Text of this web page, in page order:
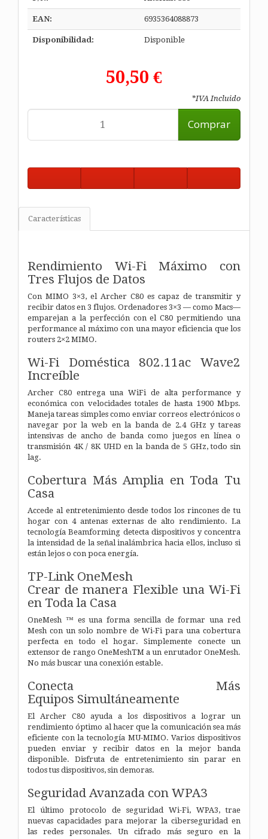
EAN: 6935364088873
Disponibilidad: Disponible
50,50 €
*IVA Incluido
Comprar
Características
Rendimiento Wi-Fi Máximo con
Tres Flujos de Datos
Con MIMO 3×3, el Archer C80 es capaz de transmitir y
recibir datos en 3 flujos. Ordenadores 3×3 — como Macs—
emparejan a la perfección con el C80 permitiendo una
performance al máximo con una mayor eficiencia que los
routers 2×2 MIMO.
Wi-Fi Doméstica 802.11ac Wave2
Increíble
Archer C80 entrega una WiFi de alta performance y
económica con velocidades totales de hasta 1900 Mbps.
Maneja tareas simples como enviar correos electrónicos o
navegar por la web en la banda de 2.4 GHz y tareas
intensivas de ancho de banda como juegos en línea o
transmisión 4K / 8K UHD en la banda de 5 GHz, todo sin
lag.
Cobertura Más Amplia en Toda Tu
Casa
Accede al entretenimiento desde todos los rincones de tu
hogar con 4 antenas externas de alto rendimiento. La
tecnología Beamforming detecta dispositivos y concentra
la intensidad de la señal inalámbrica hacia ellos, incluso si
están lejos o con poca energía.
TP-Link OneMesh
Crear de manera Flexible una Wi-Fi
en Toda la Casa
OneMesh ™ es una forma sencilla de formar una red
Mesh con un solo nombre de Wi-Fi para una cobertura
perfecta en todo el hogar. Simplemente conecte un
extensor de rango OneMeshTM a un enrutador OneMesh.
No más buscar una conexión estable.
Conecta Más
Equipos Simultáneamente
El Archer C80 ayuda a los dispositivos a lograr un
rendimiento óptimo al hacer que la comunicación sea más
eficiente con la tecnología MU-MIMO. Varios dispositivos
pueden enviar y recibir datos en la mejor banda
disponible. Disfruta de entretenimiento sin parar en
todos tus dispositivos, sin demoras.
Seguridad Avanzada con WPA3
El último protocolo de seguridad Wi-Fi, WPA3, trae
nuevas capacidades para mejorar la ciberseguridad en
las redes personales. Un cifrado más seguro en la